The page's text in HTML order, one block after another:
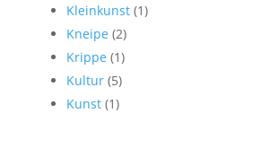
Kleinkunst (1)
Kneipe (2)
Krippe (1)
Kultur (5)
Kunst (1)